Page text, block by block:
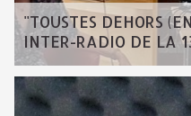
"TOUSTES DEHORS
INTER-RADIO DE LA